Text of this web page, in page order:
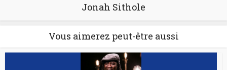
Jonah Sithole
Vous aimerez peut-être aussi